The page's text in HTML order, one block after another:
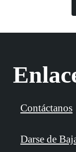
Contáctanos
Darse de